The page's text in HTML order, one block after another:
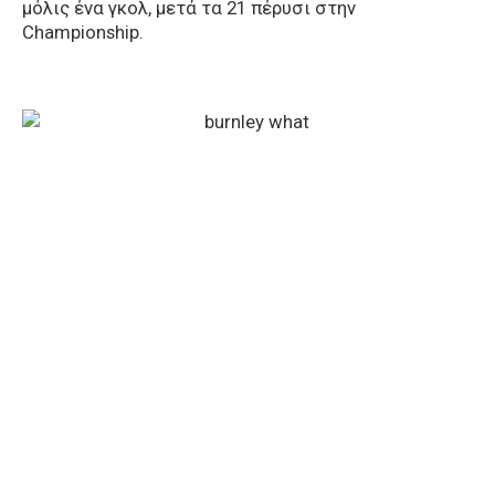
μόλις ένα γκολ, μετά τα 21 πέρυσι στην
Championship.